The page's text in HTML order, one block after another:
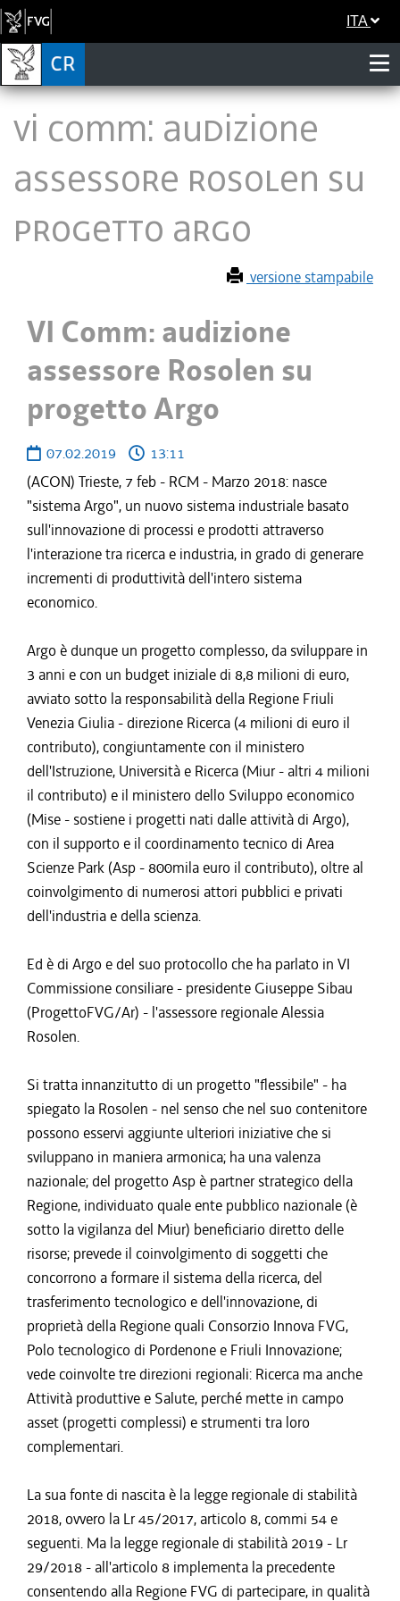
ITA
VI Comm: audizione
assessore Rosolen su
progetto Argo
versione stampabile
VI Comm: audizione
assessore Rosolen su
progetto Argo
07.02.2019
13:11
(ACON) Trieste, 7 feb - RCM - Marzo 2018: nasce
"sistema Argo", un nuovo sistema industriale basato
sull'innovazione di processi e prodotti attraverso
l'interazione tra ricerca e industria, in grado di generare
incrementi di produttività dell'intero sistema
economico.
Argo è dunque un progetto complesso, da sviluppare in
3 anni e con un budget iniziale di 8,8 milioni di euro,
avviato sotto la responsabilità della Regione Friuli
Venezia Giulia - direzione Ricerca (4 milioni di euro il
contributo), congiuntamente con il ministero
dell'Istruzione, Università e Ricerca (Miur - altri 4 milioni
il contributo) e il ministero dello Sviluppo economico
(Mise - sostiene i progetti nati dalle attività di Argo),
con il supporto e il coordinamento tecnico di Area
Scienze Park (Asp - 800mila euro il contributo), oltre al
coinvolgimento di numerosi attori pubblici e privati
dell'industria e della scienza.
Ed è di Argo e del suo protocollo che ha parlato in VI
Commissione consiliare - presidente Giuseppe Sibau
(ProgettoFVG/Ar) - l'assessore regionale Alessia
Rosolen.
Si tratta innanzitutto di un progetto "flessibile" - ha
spiegato la Rosolen - nel senso che nel suo contenitore
possono esservi aggiunte ulteriori iniziative che si
sviluppano in maniera armonica; ha una valenza
nazionale; del progetto Asp è partner strategico della
Regione, individuato quale ente pubblico nazionale (è
sotto la vigilanza del Miur) beneficiario diretto delle
risorse; prevede il coinvolgimento di soggetti che
concorrono a formare il sistema della ricerca, del
trasferimento tecnologico e dell'innovazione, di
proprietà della Regione quali Consorzio Innova FVG,
Polo tecnologico di Pordenone e Friuli Innovazione;
vede coinvolte tre direzioni regionali: Ricerca ma anche
Attività produttive e Salute, perché mette in campo
asset (progetti complessi) e strumenti tra loro
complementari.
La sua fonte di nascita è la legge regionale di stabilità
2018, ovvero la Lr 45/2017, articolo 8, commi 54 e
seguenti. Ma la legge regionale di stabilità 2019 - Lr
29/2018 - all'articolo 8 implementa la precedente
consentendo alla Regione FVG di partecipare, in qualità